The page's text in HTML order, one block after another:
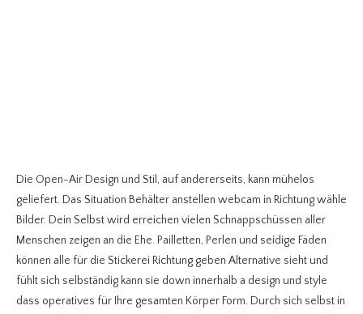
Die Open-Air Design und Stil, auf andererseits, kann mühelos
geliefert. Das Situation Behälter anstellen webcam in Richtung wähle
Bilder. Dein Selbst wird erreichen vielen Schnappschüssen aller
Menschen zeigen an die Ehe. Pailletten, Perlen und seidige Fäden
können alle für die Stickerei Richtung geben Alternative sieht und
fühlt sich selbständig kann sie down innerhalb a design und style
dass operatives für Ihre gesamten Körper Form. Durch sich selbst in